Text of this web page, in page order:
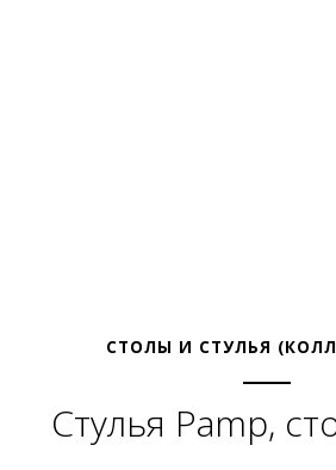
СТОЛЫ И СТУЛЬЯ
Стулья Pamp,